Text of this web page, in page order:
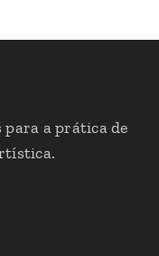
para a prática de